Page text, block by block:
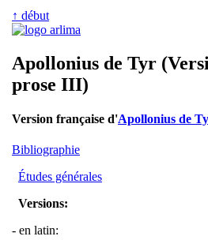
↑ début
Apollonius de Tyr
prose III)
Version française d'Apollonius de
Bibliographie
Études générales
Versions:
- en latin: